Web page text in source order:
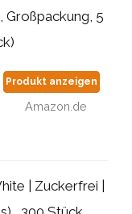
Großpackung, 5
Produkt anzeigen
Amazon.de
| Zuckerfrei |